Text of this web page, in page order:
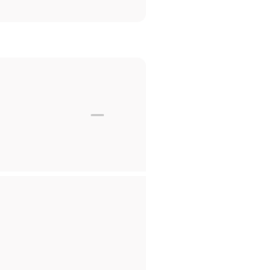
schon in
ist
und euch